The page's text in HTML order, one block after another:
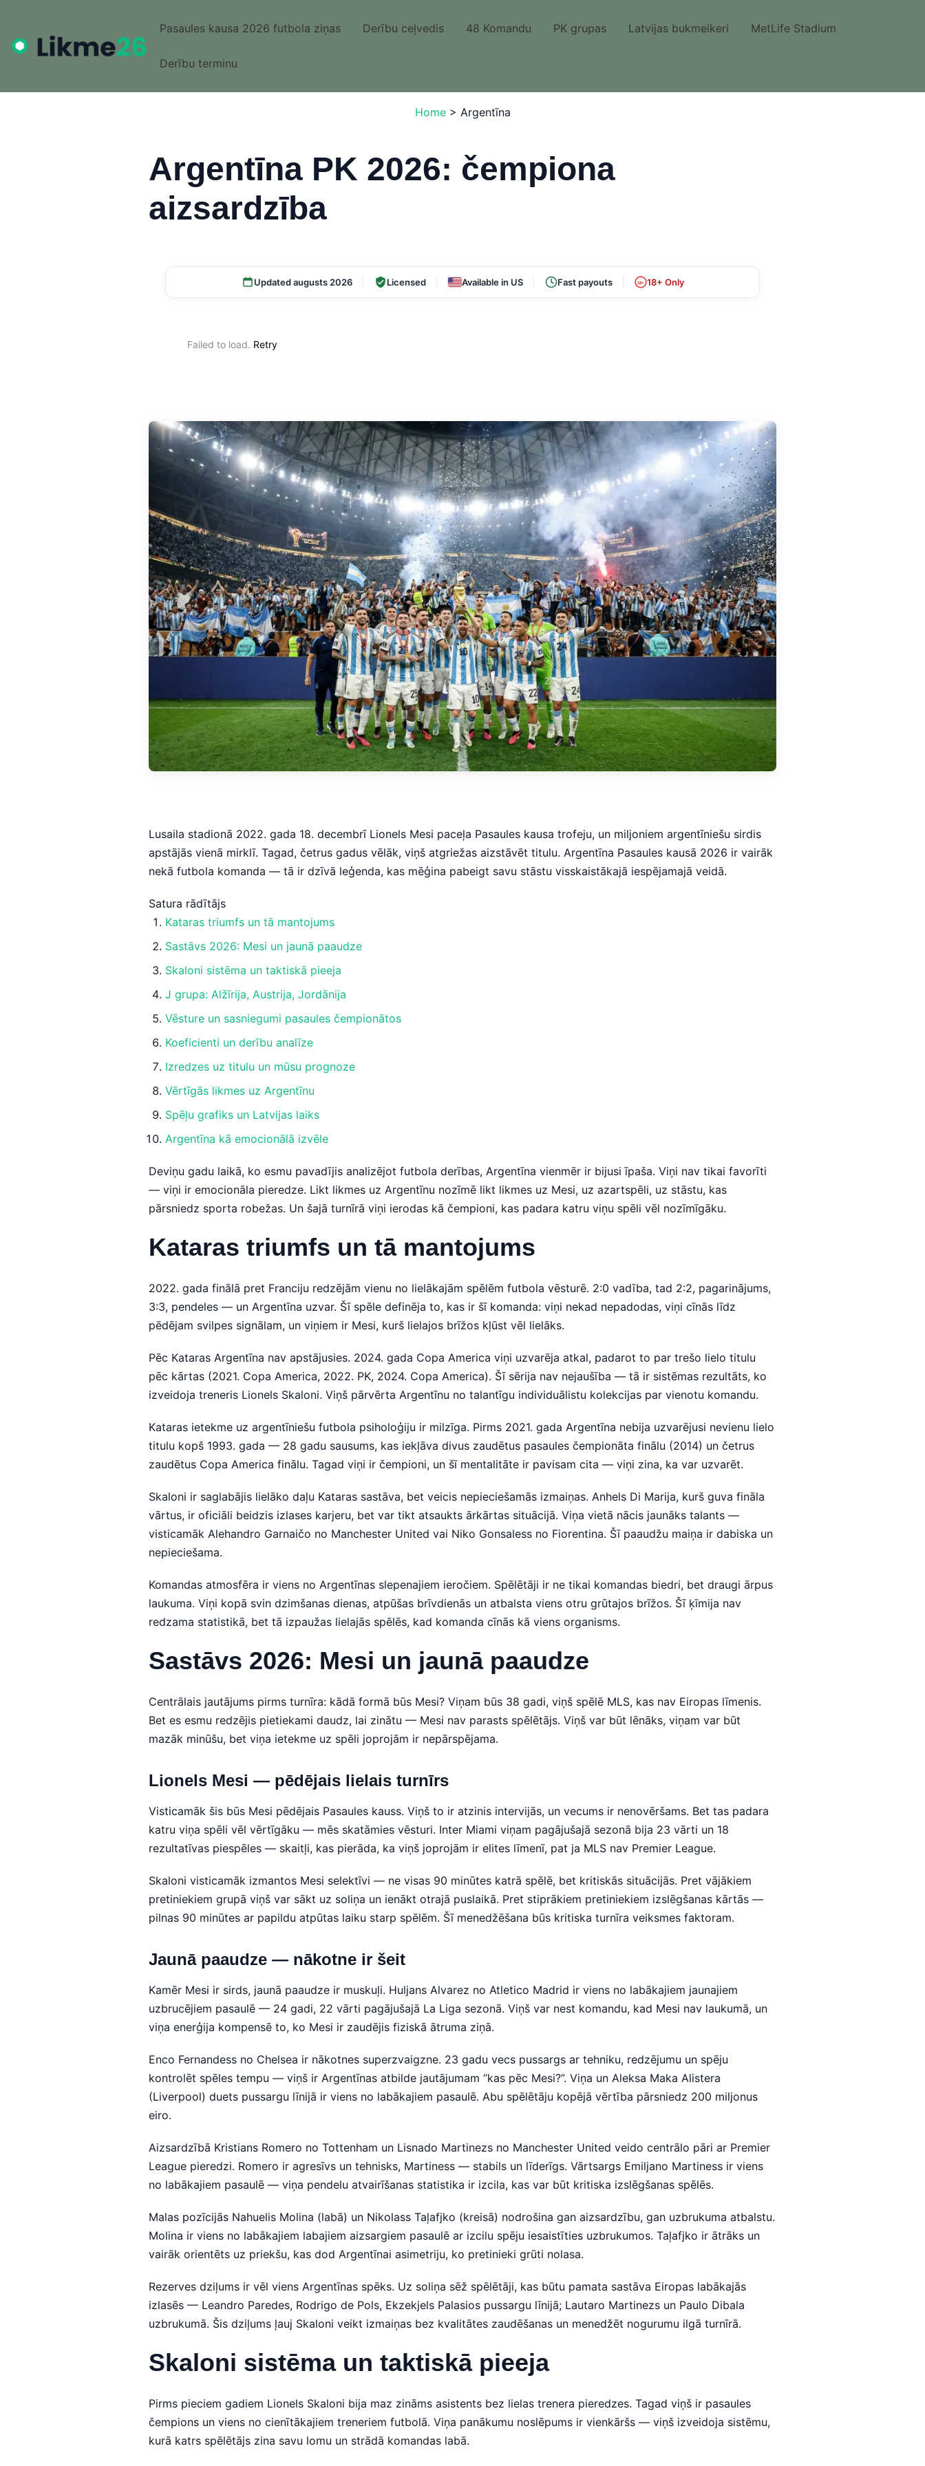
Pasaules kausa 2026 futbola ziņas Derību ceļvedis 48 Komandu PK grupas Latvijas bukmeikeri MetLife Stadium
Derību terminu
Home > Argentīna
Argentīna PK 2026: čempiona
aizsardzība
Updated augusts 2026 Licensed Available in US Fast payouts 18+ 18+ Only
Failed to load. Retry
Lusaila stadionā 2022. gada 18. decembrī Lionels Mesi paceļa Pasaules kausa trofeju, un miljoniem argentīniešu sirdis
apstājās vienā mirklī. Tagad, četrus gadus vēlāk, viņš atgriežas aizstāvēt titulu. Argentīna Pasaules kausā 2026 ir vairāk
nekā futbola komanda — tā ir dzīvā leģenda, kas mēģina pabeigt savu stāstu visskaistākajā iespējamajā veidā.
Satura rādītājs
Kataras triumfs un tā mantojums
Sastāvs 2026: Mesi un jaunā paaudze
Skaloni sistēma un taktiskā pieeja
J grupa: Alžīrija, Austrija, Jordānija
Vēsture un sasniegumi pasaules čempionātos
Koeficienti un derību analīze
Izredzes uz titulu un mūsu prognoze
Vērtīgās likmes uz Argentīnu
Spēļu grafiks un Latvijas laiks
Argentīna kā emocionālā izvēle
Deviņu gadu laikā, ko esmu pavadījis analizējot futbola derības, Argentīna vienmēr ir bijusi īpaša. Viņi nav tikai favorīti
— viņi ir emocionāla pieredze. Likt likmes uz Argentīnu nozīmē likt likmes uz Mesi, uz azartspēli, uz stāstu, kas
pārsniedz sporta robežas. Un šajā turnīrā viņi ierodas kā čempioni, kas padara katru viņu spēli vēl nozīmīgāku.
Kataras triumfs un tā mantojums
2022. gada finālā pret Franciju redzējām vienu no lielākajām spēlēm futbola vēsturē. 2:0 vadība, tad 2:2, pagarinājums,
3:3, pendeles — un Argentīna uzvar. Šī spēle definēja to, kas ir šī komanda: viņi nekad nepadodas, viņi cīnās līdz
pēdējam svilpes signālam, un viņiem ir Mesi, kurš lielajos brīžos kļūst vēl lielāks.
Pēc Kataras Argentīna nav apstājusies. 2024. gada Copa America viņi uzvarēja atkal, padarot to par trešo lielo titulu
pēc kārtas (2021. Copa America, 2022. PK, 2024. Copa America). Šī sērija nav nejaušība — tā ir sistēmas rezultāts, ko
izveidoja treneris Lionels Skaloni. Viņš pārvērta Argentīnu no talantīgu individuālistu kolekcijas par vienotu komandu.
Kataras ietekme uz argentīniešu futbola psiholoģiju ir milzīga. Pirms 2021. gada Argentīna nebija uzvarējusi nevienu lielo
titulu kopš 1993. gada — 28 gadu sausums, kas iekļāva divus zaudētus pasaules čempionāta finālu (2014) un četrus
zaudētus Copa America finālu. Tagad viņi ir čempioni, un šī mentalitāte ir pavisam cita — viņi zina, ka var uzvarēt.
Skaloni ir saglabājis lielāko daļu Kataras sastāva, bet veicis nepieciešamās izmaiņas. Anhels Di Marija, kurš guva fināla
vārtus, ir oficiāli beidzis izlases karjeru, bet var tikt atsaukts ārkārtas situācijā. Viņa vietā nācis jaunāks talants —
visticamāk Alehandro Garnaičo no Manchester United vai Niko Gonsaless no Fiorentina. Šī paaudžu maiņa ir dabiska un
nepieciešama.
Komandas atmosfēra ir viens no Argentīnas slepenajiem ieročiem. Spēlētāji ir ne tikai komandas biedri, bet draugi ārpus
laukuma. Viņi kopā svin dzimšanas dienas, atpūšas brīvdienās un atbalsta viens otru grūtajos brīžos. Šī ķīmija nav
redzama statistikā, bet tā izpaužas lielajās spēlēs, kad komanda cīnās kā viens organisms.
Sastāvs 2026: Mesi un jaunā paaudze
Centrālais jautājums pirms turnīra: kādā formā būs Mesi? Viņam būs 38 gadi, viņš spēlē MLS, kas nav Eiropas līmenis.
Bet es esmu redzējis pietiekami daudz, lai zinātu — Mesi nav parasts spēlētājs. Viņš var būt lēnāks, viņam var būt
mazāk minūšu, bet viņa ietekme uz spēli joprojām ir nepārspējama.
Lionels Mesi — pēdējais lielais turnīrs
Visticamāk šis būs Mesi pēdējais Pasaules kauss. Viņš to ir atzinis intervijās, un vecums ir nenovēršams. Bet tas padara
katru viņa spēli vēl vērtīgāku — mēs skatāmies vēsturi. Inter Miami viņam pagājušajā sezonā bija 23 vārti un 18
rezultatīvas piespēles — skaitļi, kas pierāda, ka viņš joprojām ir elites līmenī, pat ja MLS nav Premier League.
Skaloni visticamāk izmantos Mesi selektīvi — ne visas 90 minūtes katrā spēlē, bet kritiskās situācijās. Pret vājākiem
pretiniekiem grupā viņš var sākt uz soliņa un ienākt otrajā puslaikā. Pret stiprākiem pretiniekiem izslēgšanas kārtās —
pilnas 90 minūtes ar papildu atpūtas laiku starp spēlēm. Šī menedžēšana būs kritiska turnīra veiksmes faktoram.
Jaunā paaudze — nākotne ir šeit
Kamēr Mesi ir sirds, jaunā paaudze ir muskuļi. Huljans Alvarez no Atletico Madrid ir viens no labākajiem jaunajiem
uzbrucējiem pasaulē — 24 gadi, 22 vārti pagājušajā La Liga sezonā. Viņš var nest komandu, kad Mesi nav laukumā, un
viņa enerģija kompensē to, ko Mesi ir zaudējis fiziskā ātruma ziņā.
Enco Fernandess no Chelsea ir nākotnes superzvaigzne. 23 gadu vecs pussargs ar tehniku, redzējumu un spēju
kontrolēt spēles tempu — viņš ir Argentīnas atbilde jautājumam “kas pēc Mesi?”. Viņa un Aleksa Maka Alistera
(Liverpool) duets pussargu līnijā ir viens no labākajiem pasaulē. Abu spēlētāju kopējā vērtība pārsniedz 200 miljonus
eiro.
Aizsardzībā Kristians Romero no Tottenham un Lisnado Martinezs no Manchester United veido centrālo pāri ar Premier
League pieredzi. Romero ir agresīvs un tehnisks, Martiness — stabils un līderīgs. Vārtsargs Emiljano Martiness ir viens
no labākajiem pasaulē — viņa pendelu atvairīšanas statistika ir izcila, kas var būt kritiska izslēgšanas spēlēs.
Malas pozīcijās Nahuelis Molina (labā) un Nikolass Taļafjko (kreisā) nodrošina gan aizsardzību, gan uzbrukuma atbalstu.
Molina ir viens no labākajiem labajiem aizsargiem pasaulē ar izcilu spēju iesaistīties uzbrukumos. Taļafjko ir ātrāks un
vairāk orientēts uz priekšu, kas dod Argentīnai asimetriju, ko pretinieki grūti nolasa.
Rezerves dziļums ir vēl viens Argentīnas spēks. Uz soliņa sēž spēlētāji, kas būtu pamata sastāva Eiropas labākajās
izlasēs — Leandro Paredes, Rodrigo de Pols, Ekzekjels Palasios pussargu līnijā; Lautaro Martinezs un Paulo Dibala
uzbrukumā. Šis dziļums ļauj Skaloni veikt izmaiņas bez kvalitātes zaudēšanas un menedžēt nogurumu ilgā turnīrā.
Skaloni sistēma un taktiskā pieeja
Pirms pieciem gadiem Lionels Skaloni bija maz zināms asistents bez lielas trenera pieredzes. Tagad viņš ir pasaules
čempions un viens no cienītākajiem treneriem futbolā. Viņa panākumu noslēpums ir vienkāršs — viņš izveidoja sistēmu,
kurā katrs spēlētājs zina savu lomu un strādā komandas labā.